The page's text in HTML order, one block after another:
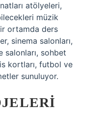
atölyeleri,
müzik
ortamda ders
sinema salonları,
salonları, sohbet
kortları, futbol ve
sunuluyor.